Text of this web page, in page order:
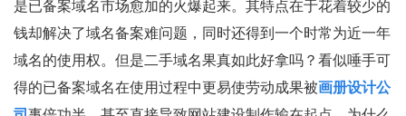
是已备案域名市场愈加的火爆起来。其特点在于花着较少的
钱却解决了域名备案难问题，同时还得到一个时常为近一年
域名的使用权。但是二手域名果真如此好拿吗？看似唾手可
得的已备案域名在使用过程中更易使劳动成果被画册设计公